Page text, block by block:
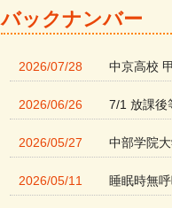
バックナンバー
2026/07/28 中京高校
2026/06/26 7/1 放課後
2026/05/27 中部学院
2026/05/11 睡眠時無